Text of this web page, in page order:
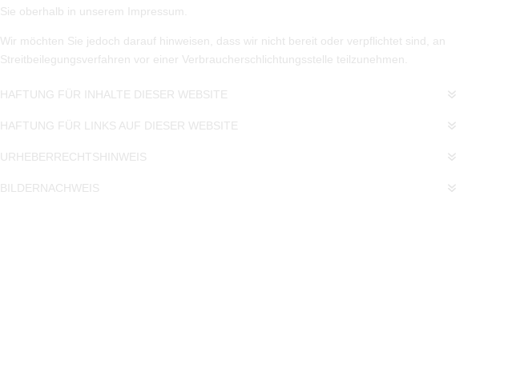
Sie oberhalb in unserem Impressum.
Wir möchten Sie jedoch darauf hinweisen, dass wir nicht bereit oder verpflichtet sind, an
Streitbeilegungsverfahren vor einer Verbraucherschlichtungsstelle teilzunehmen.
HAFTUNG FÜR INHALTE DIESER WEBSITE
HAFTUNG FÜR LINKS AUF DIESER WEBSITE
URHEBERRECHTS­HINWEIS
BILDERNACHWEIS